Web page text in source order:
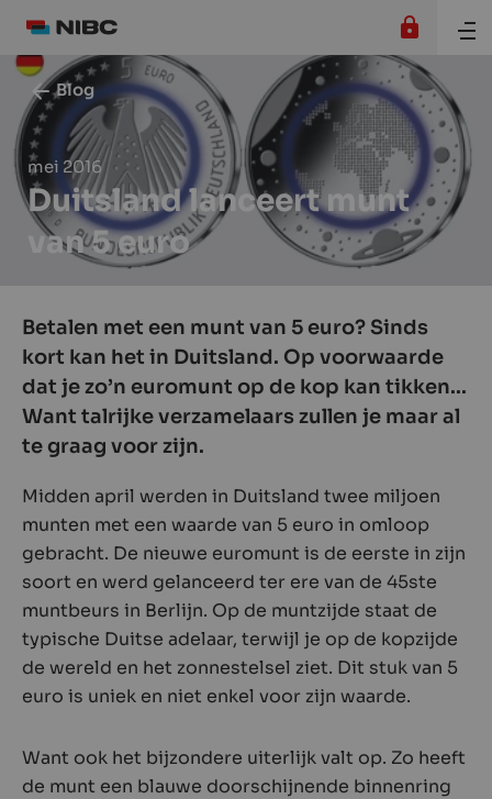
Blog
mei 2016
Duitsland lanceert munt
van 5 euro
Betalen met een munt van 5 euro? Sinds
kort kan het in Duitsland. Op voorwaarde
dat je zo’n euromunt op de kop kan tikken...
Want talrijke verzamelaars zullen je maar al
te graag voor zijn.
Midden april werden in Duitsland twee miljoen
munten met een waarde van 5 euro in omloop
gebracht. De nieuwe euromunt is de eerste in zijn
soort en werd gelanceerd ter ere van de 45ste
muntbeurs in Berlijn. Op de muntzijde staat de
typische Duitse adelaar, terwijl je op de kopzijde
de wereld en het zonnestelsel ziet. Dit stuk van 5
euro is uniek en niet enkel voor zijn waarde.
Want ook het bijzondere uiterlijk valt op. Zo heeft
de munt een blauwe doorschijnende binnenring